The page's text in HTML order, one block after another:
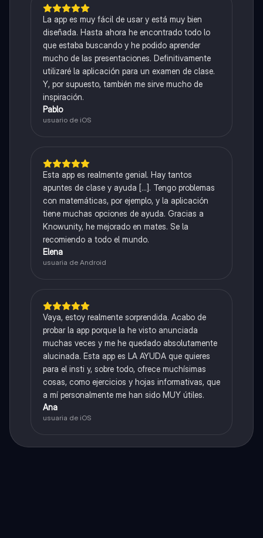
La app es muy fácil de usar y está muy bien
diseñada. Hasta ahora he encontrado todo lo
que estaba buscando y he podido aprender
mucho de las presentaciones. Definitivamente
utilizaré la aplicación para un examen de clase.
Y, por supuesto, también me sirve mucho de
inspiración.
Pablo
usuario de iOS
Esta app es realmente genial. Hay tantos
apuntes de clase y ayuda [...]. Tengo problemas
con matemáticas, por ejemplo, y la aplicación
tiene muchas opciones de ayuda. Gracias a
Knowunity, he mejorado en mates. Se la
recomiendo a todo el mundo.
Elena
usuaria de Android
Vaya, estoy realmente sorprendida. Acabo de
probar la app porque la he visto anunciada
muchas veces y me he quedado absolutamente
alucinada. Esta app es LA AYUDA que quieres
para el insti y, sobre todo, ofrece muchísimas
cosas, como ejercicios y hojas informativas, que
a mí personalmente me han sido MUY útiles.
Ana
usuaria de iOS